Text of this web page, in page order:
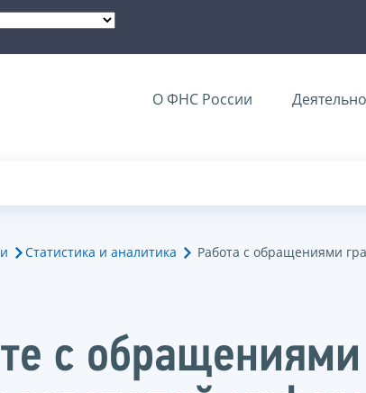
О ФНС России
Статистика и аналитика Работа с обращениями
с